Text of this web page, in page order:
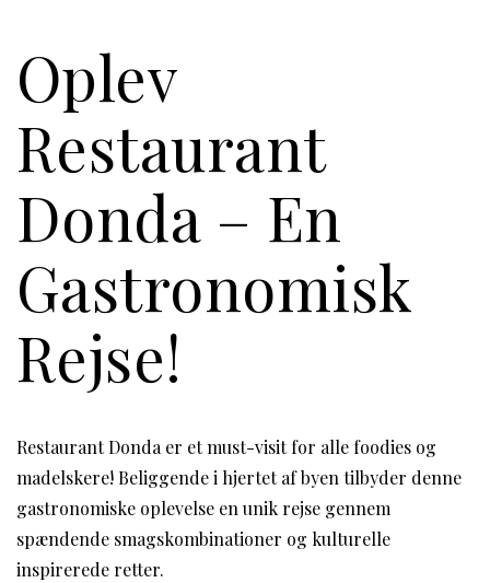
Oplev
Restaurant
Donda – En
Gastronomisk
Rejse!
Restaurant Donda er et must-visit for alle foodies og
madelskere! Beliggende i hjertet af byen tilbyder denne
gastronomiske oplevelse en unik rejse gennem
spændende smagskombinationer og kulturelle
inspirerede retter.